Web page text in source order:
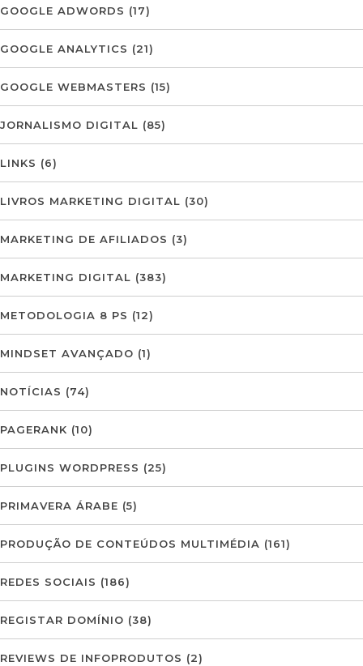
GOOGLE ADWORDS (17)
GOOGLE ANALYTICS (21)
GOOGLE WEBMASTERS (15)
JORNALISMO DIGITAL (85)
LINKS (6)
LIVROS MARKETING DIGITAL (30)
MARKETING DE AFILIADOS (3)
MARKETING DIGITAL (383)
METODOLOGIA 8 PS (12)
MINDSET AVANÇADO (1)
NOTÍCIAS (74)
PAGERANK (10)
PLUGINS WORDPRESS (25)
PRIMAVERA ÁRABE (5)
PRODUÇÃO DE CONTEÚDOS MULTIMÉDIA (161)
REDES SOCIAIS (186)
REGISTAR DOMÍNIO (38)
REVIEWS DE INFOPRODUTOS (2)